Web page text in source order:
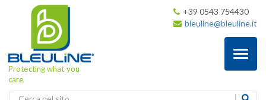
Protecting what you
care
+39 0543 754430
bleuline@bleuline.it